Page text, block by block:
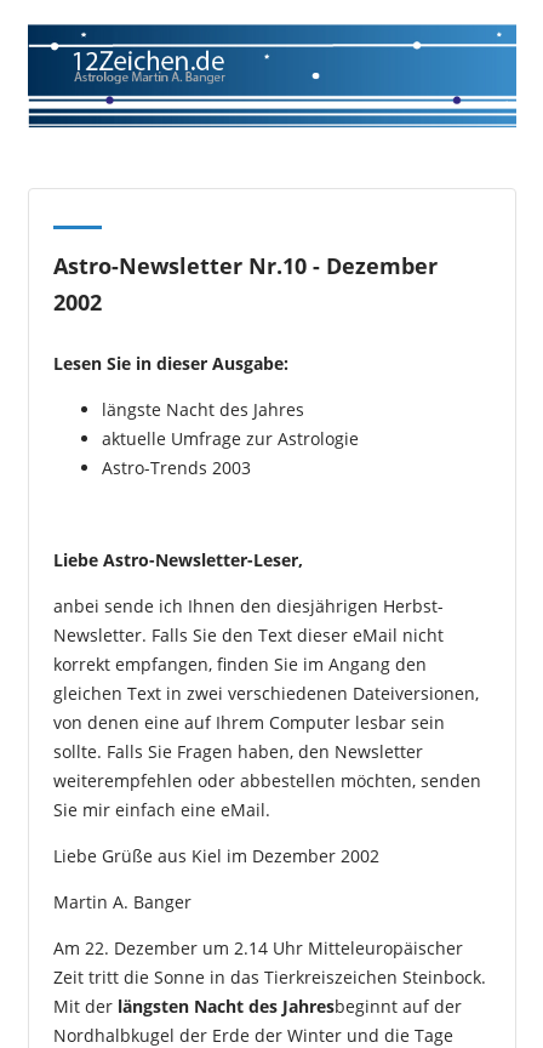
Astro-Newsletter Nr.10 - Dezember
2002
Lesen Sie in dieser Ausgabe:
längste Nacht des Jahres
aktuelle Umfrage zur Astrologie
Astro-Trends 2003
Liebe Astro-Newsletter-Leser,
anbei sende ich Ihnen den diesjährigen Herbst-
Newsletter. Falls Sie den Text dieser eMail nicht
korrekt empfangen, finden Sie im Angang den
gleichen Text in zwei verschiedenen Dateiversionen,
von denen eine auf Ihrem Computer lesbar sein
sollte. Falls Sie Fragen haben, den Newsletter
weiterempfehlen oder abbestellen möchten, senden
Sie mir einfach eine eMail.
Liebe Grüße aus Kiel im Dezember 2002
Martin A. Banger
Am 22. Dezember um 2.14 Uhr Mitteleuropäischer
Zeit tritt die Sonne in das Tierkreiszeichen Steinbock.
Mit der längsten Nacht des Jahresbeginnt auf der
Nordhalbkugel der Erde der Winter und die Tage